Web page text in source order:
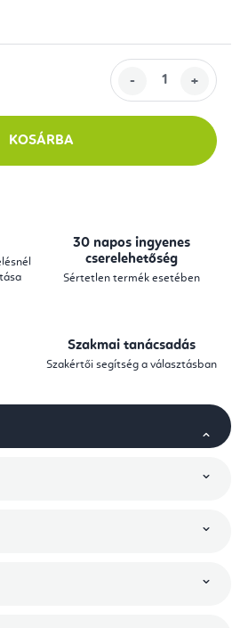
KOSÁRBA
30 napos ingyenes
cserelehetőség
Sértetlen termék esetében
Szakmai tanácsadás
Szakértői segítség a választásban